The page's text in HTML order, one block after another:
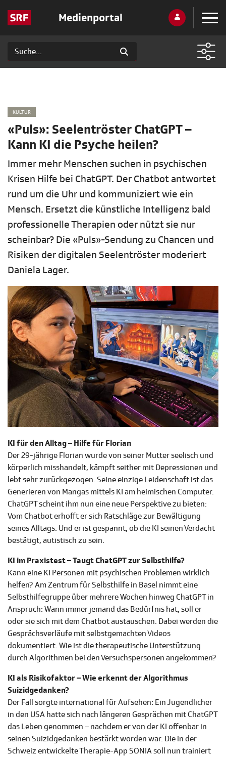
Medienportal
KULTUR
«Puls»: Seelentröster ChatGPT –
Kann KI die Psyche heilen?
Immer mehr Menschen suchen in psychischen
Krisen Hilfe bei ChatGPT. Der Chatbot antwortet
rund um die Uhr und kommuniziert wie ein
Mensch. Ersetzt die künstliche Intelligenz bald
professionelle Therapien oder nützt sie nur
scheinbar? Die «Puls»-Sendung zu Chancen und
Risiken der digitalen Seelentröster moderiert
Daniela Lager.
KI für den Alltag – Hilfe für Florian
Der 29-jährige Florian wurde von seiner Mutter seelisch und
körperlich misshandelt, kämpft seither mit Depressionen und
lebt sehr zurückgezogen. Seine einzige Leidenschaft ist das
Generieren von Mangas mittels KI am heimischen Computer.
ChatGPT scheint ihm nun eine neue Perspektive zu bieten:
Vom Chatbot erhofft er sich Ratschläge zur Bewältigung
seines Alltags. Und er ist gespannt, ob die KI seinen Verdacht
bestätigt, autistisch zu sein.
KI im Praxistest – Taugt ChatGPT zur Selbsthilfe?
Kann eine KI Personen mit psychischen Problemen wirklich
helfen? Am Zentrum für Selbsthilfe in Basel nimmt eine
Selbsthilfegruppe über mehrere Wochen hinweg ChatGPT in
Anspruch: Wann immer jemand das Bedürfnis hat, soll er
oder sie sich mit dem Chatbot austauschen. Dabei werden die
Gesprächsverläufe mit selbstgemachten Videos
dokumentiert. Wie ist die therapeutische Unterstützung
durch Algorithmen bei den Versuchspersonen angekommen?
KI als Risikofaktor – Wie erkennt der Algorithmus
Suizidgedanken?
Der Fall sorgte international für Aufsehen: Ein Jugendlicher
in den USA hatte sich nach längeren Gesprächen mit ChatGPT
das Leben genommen – nachdem er von der KI offenbar in
seinen Suizidgedanken bestärkt worden war. Die in der
Schweiz entwickelte Therapie-App SONIA soll nun trainiert